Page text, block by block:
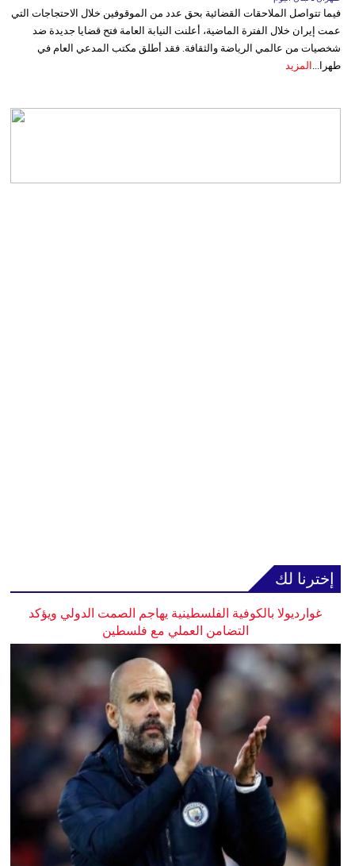
فيما تتواصل الملاحقات القضائية بحق عدد من الموقوفين خلال الاحتجاجات التي
عمت إيران خلال الفترة الماضية، أعلنت النيابة العامة فتح قضايا جديدة ضد
شخصيات من عالمي الرياضة والثقافة. فقد أطلق مكتب المدعي العام في
طهرا... المزيد
إخترنا لك
غوارديولا بالكوفية الفلسطينية يهاجم الصمت الدولي ويؤكد
التضامن العملي مع فلسطين